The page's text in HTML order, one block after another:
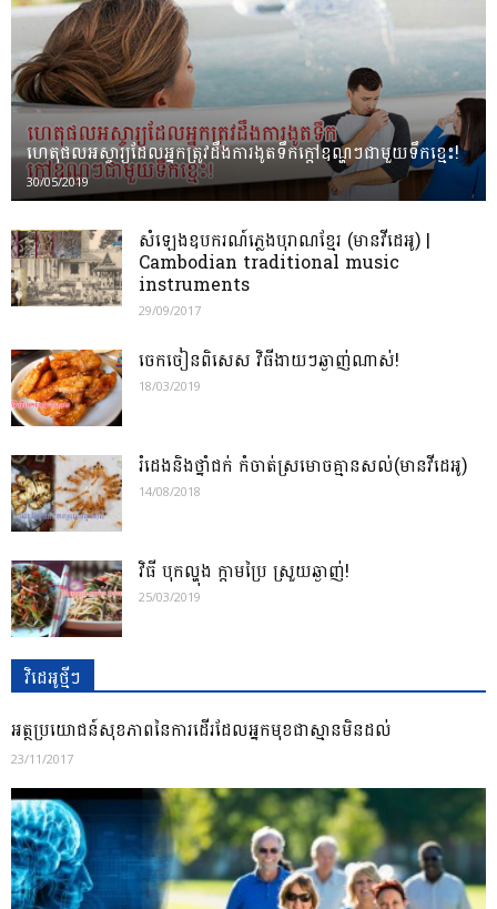
ហេតុផលអស្ចារ្យដែលអ្នកត្រូវដឹងការងូតទឹកក្តៅឧណ្ហៗជាមួយទឹកខ្មេះ!
30/05/2019
សំឡេងឧបករណ៍ភ្លេងបុរាណខ្មែរ (មានវីដេអូ) |
Cambodian traditional music
instruments
29/09/2017
ចេកចៀនពិសេស វិធីងាយៗឆ្ងាញ់ណាស់!
18/03/2019
រំដេងនិងថ្នាំជក់ កំចាត់ស្រមោចគ្មានសល់(មានវីដេអូ)
14/08/2018
វិធី បុកល្ហុង ក្តាមប្រៃ ស្រួយឆ្ងាញ់!
25/03/2019
វិដេអូថ្មីៗ
អត្ថប្រយោជន៍សុខភាពនៃការដើរដែលអ្នកមុខជាស្មានមិនដល់
23/11/2017